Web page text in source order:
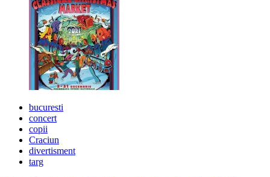
bucuresti
concert
copii
Craciun
divertisment
targ